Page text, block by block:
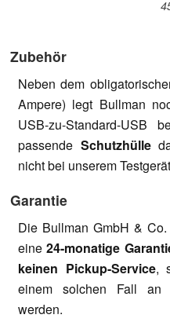
Zubehör
Neben dem
Ampere) legt Bullman
USB-zu-Standard-USB
passende Schutzhülle
nicht bei unserem
Garantie
Die Bullman GmbH &
eine24-monatige
keinen Pickup-Service,
einem solchen Fall an
werden.